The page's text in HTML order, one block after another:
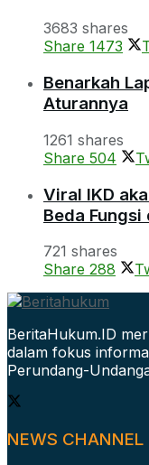
3683 shares
Share 1473
Benarkah
Aturannya
1261 shares
Share 504
Viral IKD
Beda
721 shares
Share 288
BeritaHukum.ID
dalam fokus
Perundang-
NEWS CHANNEL